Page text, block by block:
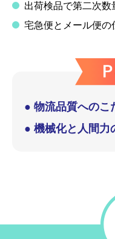
出荷検品で第二次数
宅急便とメール便の
● 物流品質へのこ
● 機械化と人間力